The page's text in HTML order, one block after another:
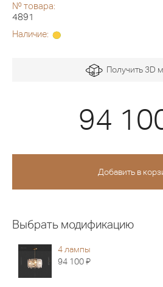
№ товара:
4891
Наличие:
Получить 3D
94
Выбрать модификацию
4 лампы
94 100Я